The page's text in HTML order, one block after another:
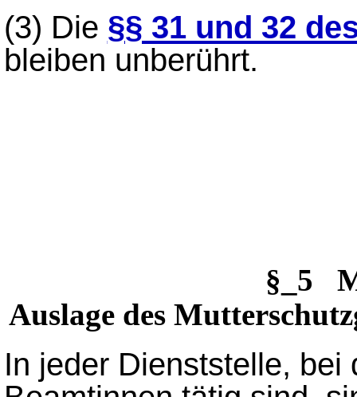
(3) Die §§ 31 und 32
bleiben unberührt.
§_5
Auslage des
In jeder Dienststelle,